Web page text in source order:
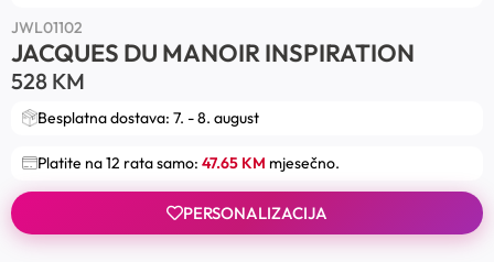
JWL01102
JACQUES DU MANOIR INSPIRATION
528 KM
Besplatna dostava: 7. - 8. august
Platite na 12 rata samo: 47.65 KM mjesečno.
PERSONALIZACIJA